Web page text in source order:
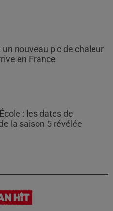
un nouveau pic de chaleur
en France
: les dates de
la saison 5 révélée